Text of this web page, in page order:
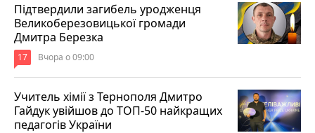
Підтвердили загибель уродженця
Великоберезовицької громади
Дмитра Березка
17 Вчора о 09:00
Учитель хімії з Тернополя Дмитро
Гайдук увійшов до ТОП-50 найкращих
педагогів України